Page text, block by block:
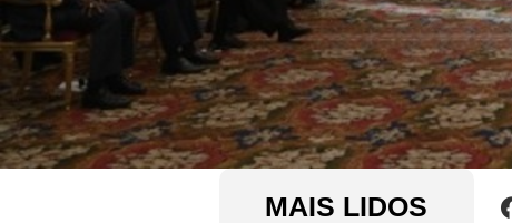
MAIS LIDOS